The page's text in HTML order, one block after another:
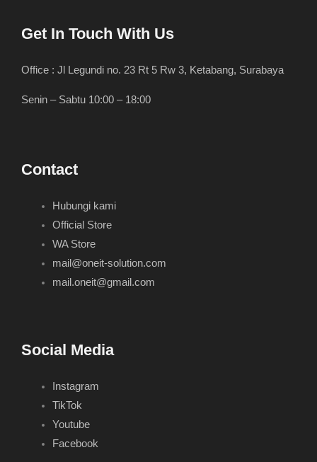
Get In Touch With Us
Office : Jl Legundi no. 23 Rt 5 Rw 3, Ketabang, Surabaya
Senin – Sabtu 10:00 – 18:00
Contact
Hubungi kami
Official Store
WA Store
mail@oneit-solution.com
mail.oneit@gmail.com
Social Media
Instagram
TikTok
Youtube
Facebook